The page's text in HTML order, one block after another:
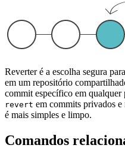
Reverter é a escolha segura
em um repositório
commit específico em
revert em commits privados
é mais simples e limpo.
Comandos